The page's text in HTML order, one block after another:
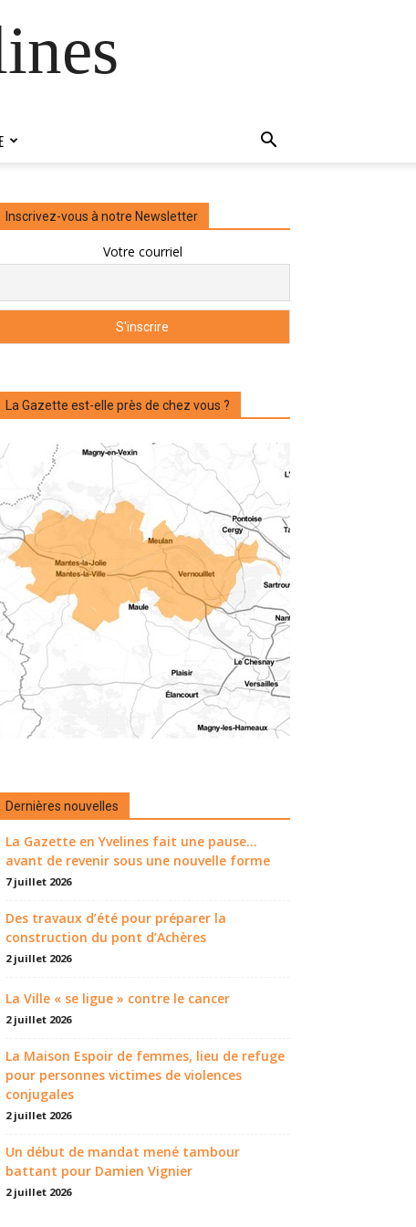
Inscrivez-vous à notre Newsletter
Votre courriel
La Gazette est-elle près de chez vous ?
Dernières nouvelles
La Gazette en Yvelines fait une pause...
avant de revenir sous une nouvelle forme
7 juillet 2026
Des travaux d’été pour préparer la
construction du pont d’Achères
2 juillet 2026
La Ville « se ligue » contre le cancer
2 juillet 2026
La Maison Espoir de femmes, lieu de refuge
pour personnes victimes de violences
conjugales
2 juillet 2026
Un début de mandat mené tambour
battant pour Damien Vignier
2 juillet 2026